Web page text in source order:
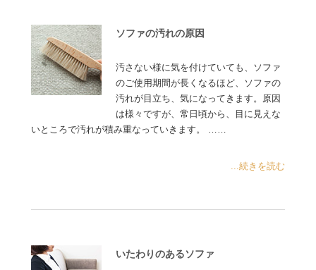
ソファの汚れの原因
汚さない様に気を付けていても、ソファ
のご使用期間が長くなるほど、ソファの
汚れが目立ち、気になってきます。原因
は様々ですが、常日頃から、目に見えな
いところで汚れが積み重なっていきます。 ……
...続きを読む
いたわりのあるソファ